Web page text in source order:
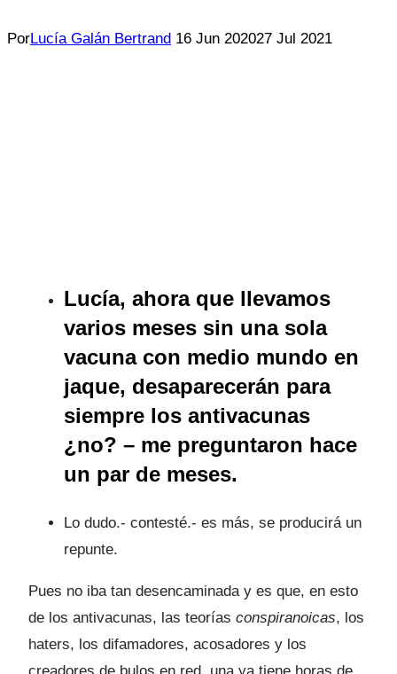
PorLucía Galán Bertrand 16 Jun 202027 Jul 2021
Lucía, ahora que llevamos
varios meses sin una sola
vacuna con medio mundo en
jaque, desaparecerán para
siempre los antivacunas
¿no? – me preguntaron hace
un par de meses.
Lo dudo.- contesté.- es más, se producirá un
repunte.
Pues no iba tan desencaminada y es que, en esto
de los antivacunas, las teorías conspiranoicas, los
haters, los difamadores, acosadores y los